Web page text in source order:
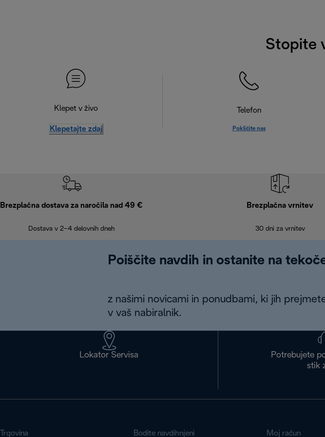
Stopite
Klepet v živo
Klepetajte zdaj
Telefon
Pokličite nas
Brezplačna dostava za naročila nad 49 €
Dostava v 2–4 delovnih dneh
Brezplačna vrnitev
30 dni za vrnitev
Poiščite navdih in ostanite na
z našimi novicami in ponudbami, ki jih
v vaš nabiralnik.
Lokator Servisa
Potrebujete
stik
Trgovina Bodite navdihnjeni Moj račun